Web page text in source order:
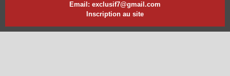
Email: exclusif7@gmail.com
Inscription au site